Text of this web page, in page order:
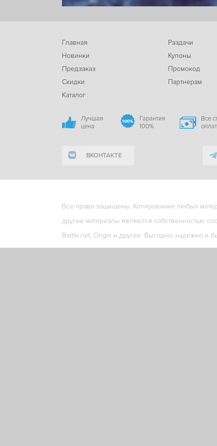
Главная
Новинки
Предзаказ
Скидки
Каталог
Раздачи
Купоны
Промокод
Партнерам
Лучшая
цена
Гарантия
100%
Все
ВКОНТАКТЕ
Все права защищены. Копирование любых
другие материалы являются собственностью
Battle.net, Origin и другие. Выгодно, надежно и